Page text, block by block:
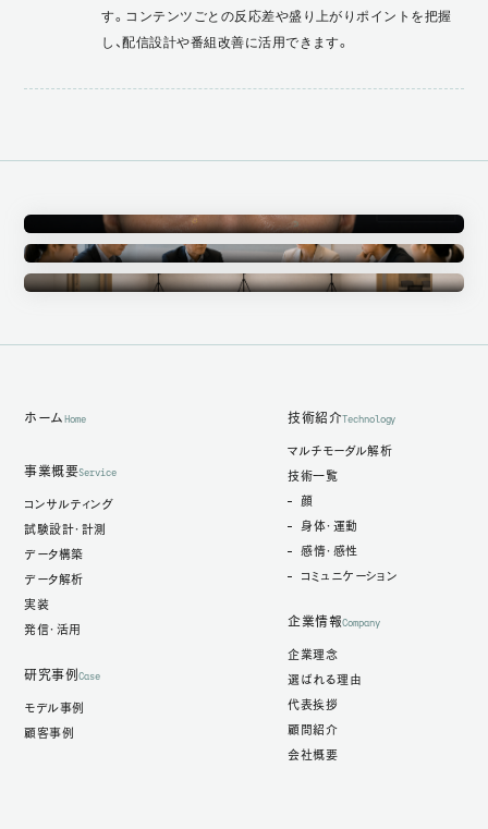
す。コンテンツごとの反応差や盛り上がりポイントを把握
し、配信設計や番組改善に活用できます。
アノテーション事業
ホーム Home
事業概要Service
コンサルティング
試験設計・計測
データ構築
データ解析
実装
発信・活用
研究事例Case
モデル事例
顧客事例
技術紹介Technology
マルチモーダル解析
技術一覧
顔
身体・運動
感情・感性
コミュニケーション
企業情報Company
企業理念
選ばれる理由
代表挨拶
顧問紹介
会社概要